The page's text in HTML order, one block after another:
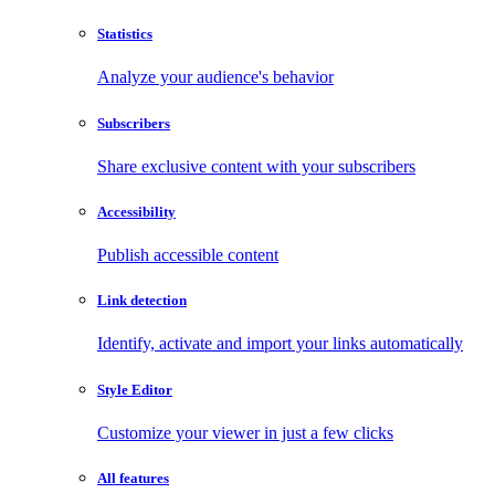
Statistics
Analyze your audience's behavior
Subscribers
Share exclusive content with your subscribers
Accessibility
Publish accessible content
Link detection
Identify, activate and import your links automatically
Style Editor
Customize your viewer in just a few clicks
All features